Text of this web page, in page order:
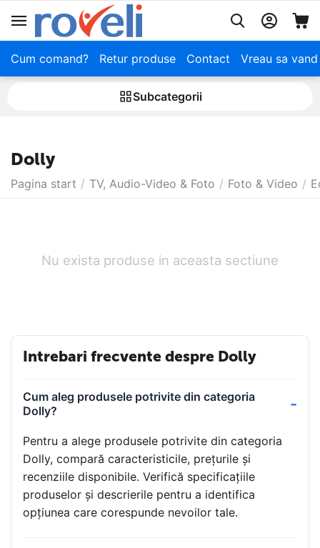
Cum comand? Retur produse Contact Vreau sa
Subcategorii
Dolly
Pagina start / TV, Audio-Video & Foto / Foto & Video /
Nu exista produse in aceasta sectiune
Intrebari frecvente despre Dolly
Cum aleg produsele potrivite din categoria
Dolly?
Pentru a alege produsele potrivite din categoria
Dolly, compară caracteristicile, prețurile și
recenziile disponibile. Verifică specificațiile
produselor și descrierile pentru a identifica
opțiunea care corespunde nevoilor tale.